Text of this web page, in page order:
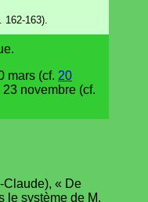
162-163).
mars (cf. 20
novembre (cf.
Claude), « De
le système de M.